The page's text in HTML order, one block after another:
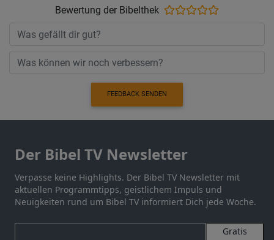
Bewertung der Bibelthek
FEEDBACK SENDEN
Der Bibel TV Newsletter
Verpasse keine Highlights. Der Bibel TV Newsletter mit
aktuellen Programmtipps, geistlichem Impuls und
Neuigkeiten rund um Bibel TV informiert Dich jede Woche.
Gratis